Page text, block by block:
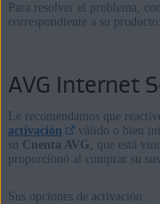
Microsoft Windows 11
Microsoft Windows
Microsoft Windows 8/
Microsoft Windows 7
Premium/Professional/
Para resolver el problema,
correspondiente a su producto:
AVG Internet
Le recomendamos que
activación
válido o bien
su Cuenta AVG, que está
proporcionó al comprar su
Sus opciones de activación: